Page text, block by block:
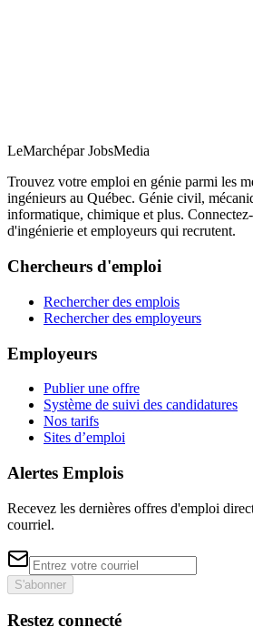
LeMarchépar JobsMedia
Trouvez votre emploi en génie parmi les
ingénieurs au Québec. Génie civil,
informatique, chimique et plus.
d'ingénierie et employeurs qui recrutent.
Chercheurs d'emploi
Rechercher des emplois
Rechercher des employeurs
Employeurs
Publier une offre
Système de suivi des candidatures
Nos tarifs
Sites d’emploi
Alertes Emplois
Recevez les dernières offres d'emploi
courriel.
S'abonner
Restez connecté